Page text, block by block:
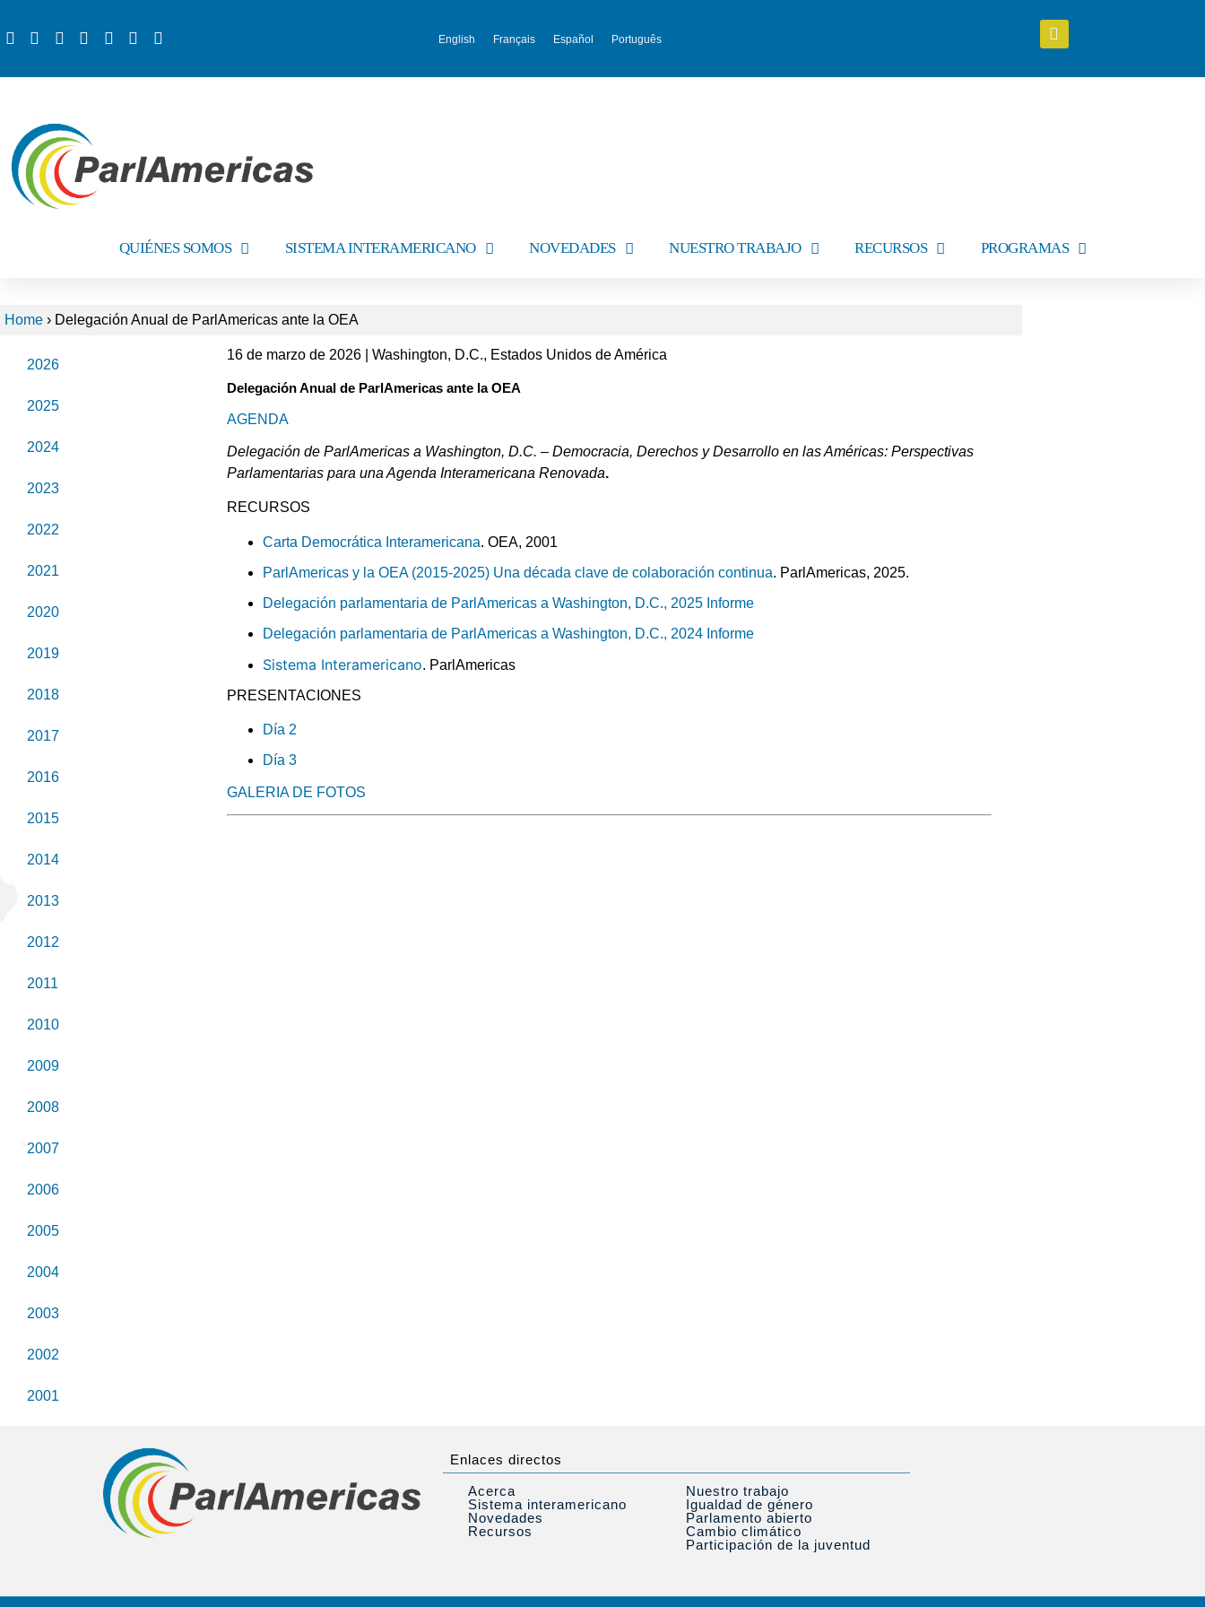
English Français Español Português
QUIÉNES SOMOS SISTEMA INTERAMERICANO NOVEDADES NUESTRO TRABAJO RECURSOS PROGRAMAS
Home › Delegación Anual de ParlAmericas ante la OEA
2026
2025
2024
2023
2022
2021
2020
2019
2018
2017
2016
2015
2014
2013
2012
2011
2010
2009
2008
2007
2006
2005
2004
2003
2002
2001
16 de marzo de 2026 | Washington, D.C., Estados Unidos de América
Delegación Anual de ParlAmericas ante la OEA
AGENDA
Delegación de ParlAmericas a Washington, D.C. – Democracia, Derechos y Desarrollo en las Américas: Perspectivas
Parlamentarias para una Agenda Interamericana Renovada.
RECURSOS
Carta Democrática Interamericana. OEA, 2001
ParlAmericas y la OEA (2015-2025) Una década clave de colaboración continua. ParlAmericas, 2025.
Delegación parlamentaria de ParlAmericas a Washington, D.C., 2025 Informe
Delegación parlamentaria de ParlAmericas a Washington, D.C., 2024 Informe
Sistema Interamericano. ParlAmericas
PRESENTACIONES
Día 2
Día 3
GALERIA DE FOTOS
Enlaces directos
Acerca
Sistema interamericano
Novedades
Recursos
Nuestro trabajo
Igualdad de género
Parlamento abierto
Cambio climático
Participación de la juventud